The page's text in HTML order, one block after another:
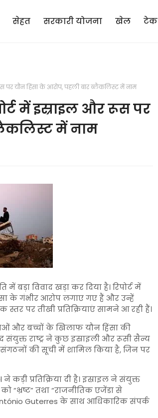
सेहत सरकारी योजना खेल टेक
पर यौन हिंसा के आरोप, पहली बार ब्लैकलिस्ट में नाम
में इस्राइल और रूस पर
में नाम
में बड़ा विवाद खड़ा कर दिया है। रिपोर्ट में
के गंभीर आरोप लगाए गए हैं और उन्हें
पर तीखी प्रतिक्रियाएं सामने आ रही हैं।
और बच्चों के खिलाफ यौन हिंसा की
राष्ट्र ने कुछ इस्राइली और रूसी सैन्य
की सूची में शामिल किया है, जिन पर
प्रतिक्रिया दी है। इस्राइल ने संयुक्त
“भ्रष्ट” तथा “राजनीतिक एजेंडा से
Guterres के साथ आधिकारिक संपर्क